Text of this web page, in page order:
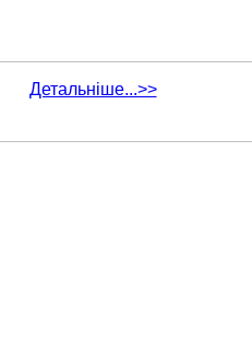
Детальніше...>>